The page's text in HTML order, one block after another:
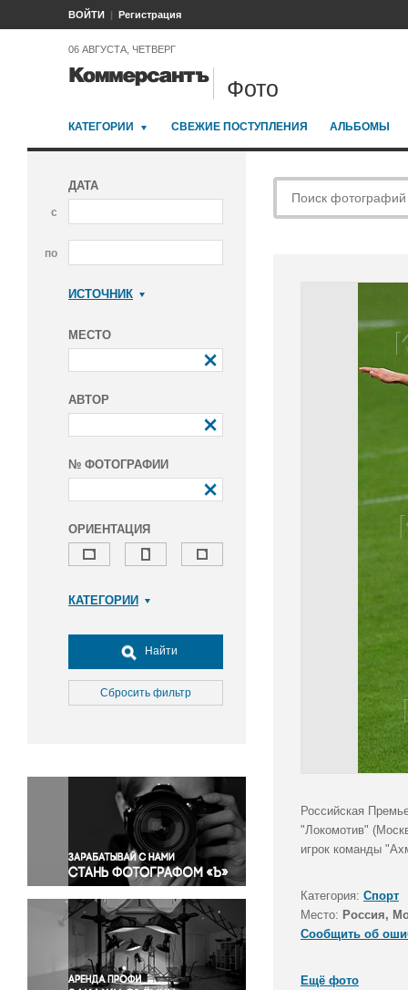
ВОЙТИ Регистрация
06 АВГУСТА, ЧЕТВЕРГ
Фото
КАТЕГОРИИ СВЕЖИЕ ПОСТУПЛЕНИЯ АЛЬБОМЫ
ДАТА
с
по
ИСТОЧНИК
МЕСТО
АВТОР
№ ФОТОГРАФИИ
ОРИЕНТАЦИЯ
КАТЕГОРИИ
Досуг, туризм и отдых
Культура
Медицина
Окружающая среда
Политика
Правосудие
Происшествия и конфликты
Религия
Светская жизнь
Спорт
Экология
Экономика и бизнес
Найти
Сбросить фильтр
Российская
"Локомотив"
игрок команды
Категория: Спорт
Место: Россия,
Сообщить об
Ещё фото